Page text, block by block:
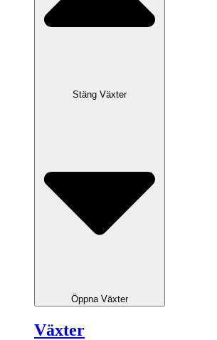
Stäng Växter
Öppna Växter
Växter